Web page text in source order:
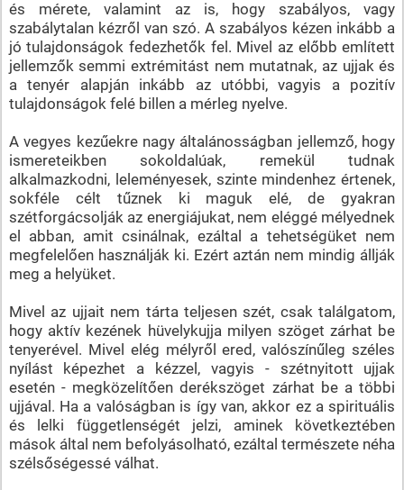
és mérete, valamint az is, hogy szabályos, vagy
szabálytalan kézről van szó. A szabályos kézen inkább a
jó tulajdonságok fedezhetők fel. Mivel az előbb említett
jellemzők semmi extrémitást nem mutatnak, az ujjak és
a tenyér alapján inkább az utóbbi, vagyis a pozitív
tulajdonságok felé billen a mérleg nyelve.
A vegyes kezűekre nagy általánosságban jellemző, hogy
ismereteikben sokoldalúak, remekül tudnak
alkalmazkodni, leleményesek, szinte mindenhez értenek,
sokféle célt tűznek ki maguk elé, de gyakran
szétforgácsolják az energiájukat, nem eléggé mélyednek
el abban, amit csinálnak, ezáltal a tehetségüket nem
megfelelően használják ki. Ezért aztán nem mindig állják
meg a helyüket.
Mivel az ujjait nem tárta teljesen szét, csak találgatom,
hogy aktív kezének hüvelykujja milyen szöget zárhat be
tenyerével. Mivel elég mélyről ered, valószínűleg széles
nyílást képezhet a kézzel, vagyis - szétnyitott ujjak
esetén - megközelítően derékszöget zárhat be a többi
ujjával. Ha a valóságban is így van, akkor ez a spirituális
és lelki függetlenségét jelzi, aminek következtében
mások által nem befolyásolható, ezáltal természete néha
szélsőségessé válhat.